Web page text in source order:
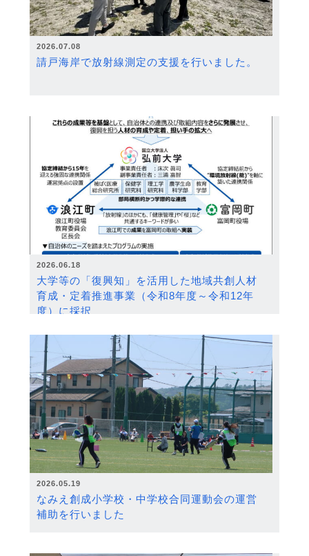
2026.07.08
請戸海岸で放射線測定の支援を行いました。
2026.06.18
大学等の「復興知」を活用した地域共創人材
育成・定着推進事業（令和8年度～令和12年
度）に採択
2026.05.19
なみえ創成小学校・中学校合同運動会の運営
補助を行いました